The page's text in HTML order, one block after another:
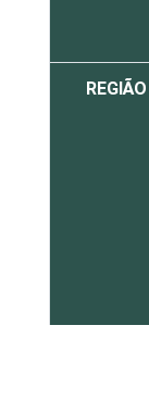
REGIÃO